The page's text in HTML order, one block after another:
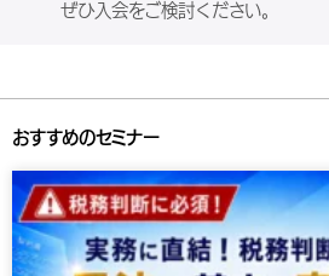
ぜひ入会をご検討ください。
おすすめのセミナー